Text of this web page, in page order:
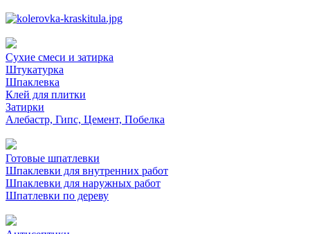
Сухие смеси и затирка
Штукатурка
Шпаклевка
Клей для плитки
Затирки
Алебастр, Гипс, Цемент, Побелка
Готовые шпатлевки
Шпаклевки для внутренних работ
Шпаклевки для наружных работ
Шпатлевки по дереву